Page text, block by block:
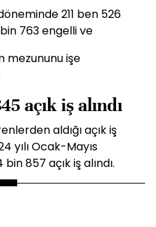
211 ben 526
bin 763 engelli ve
mezununu işe
açık iş alındı
aldığı açık iş
yılı Ocak-Mayıs
857 açık iş alındı.